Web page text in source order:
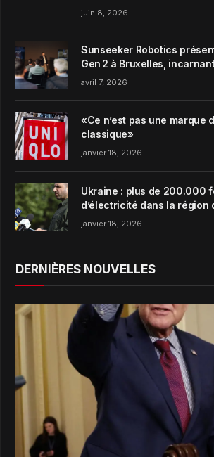
juin 8, 2026
Sunseeker Robotics
Gen 2 à Bruxelles,
concept de Garden
avril 7, 2026
«Ce n’est pas une marque
classique»
janvier 18, 2026
Ukraine : plus de 200.000
d’électricité dans la région
janvier 18, 2026
DERNIÈRES NOUVELLES